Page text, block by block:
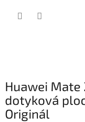
Huawei Mate
dotyková
Originál